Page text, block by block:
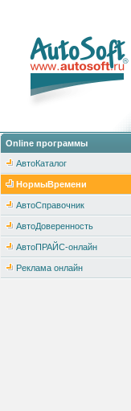
Online программы
АвтоКаталог
НормыВремени
АвтоСправочник
АвтоДоверенность
АвтоПРАЙС-онлайн
Реклама онлайн